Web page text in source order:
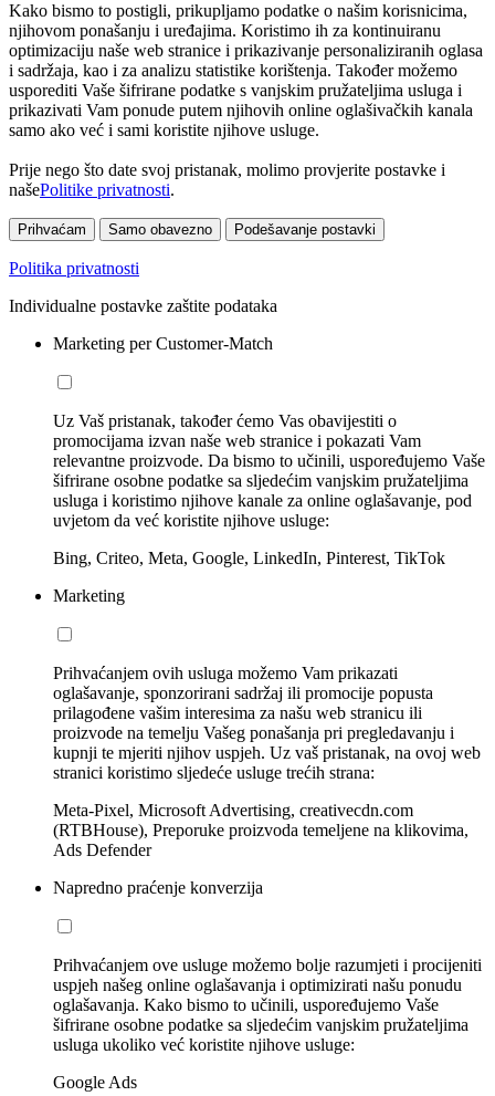
Kako bismo to postigli, prikupljamo podatke o našim korisnicima,
njihovom ponašanju i uređajima. Koristimo ih za kontinuiranu
optimizaciju naše web stranice i prikazivanje personaliziranih oglasa
i sadržaja, kao i za analizu statistike korištenja. Također možemo
usporediti Vaše šifrirane podatke s vanjskim pružateljima usluga i
prikazivati Vam ponude putem njihovih online oglašivačkih kanala
samo ako već i sami koristite njihove usluge.
Prije nego što date svoj pristanak, molimo provjerite postavke i
našePolitike privatnosti.
Prihvaćam Samo obavezno Podešavanje postavki
Politika privatnosti
Individualne postavke zaštite podataka
Marketing per Customer-Match
Uz Vaš pristanak, također ćemo Vas obavijestiti o
promocijama izvan naše web stranice i pokazati Vam
relevantne proizvode. Da bismo to učinili, uspoređujemo Vaše
šifrirane osobne podatke sa sljedećim vanjskim pružateljima
usluga i koristimo njihove kanale za online oglašavanje, pod
uvjetom da već koristite njihove usluge:
Bing, Criteo, Meta, Google, LinkedIn, Pinterest, TikTok
Marketing
Prihvaćanjem ovih usluga možemo Vam prikazati
oglašavanje, sponzorirani sadržaj ili promocije popusta
prilagođene vašim interesima za našu web stranicu ili
proizvode na temelju Vašeg ponašanja pri pregledavanju i
kupnji te mjeriti njihov uspjeh. Uz vaš pristanak, na ovoj web
stranici koristimo sljedeće usluge trećih strana:
Meta-Pixel, Microsoft Advertising, creativecdn.com
(RTBHouse), Preporuke proizvoda temeljene na klikovima,
Ads Defender
Napredno praćenje konverzija
Prihvaćanjem ove usluge možemo bolje razumjeti i procijeniti
uspjeh našeg online oglašavanja i optimizirati našu ponudu
oglašavanja. Kako bismo to učinili, uspoređujemo Vaše
šifrirane osobne podatke sa sljedećim vanjskim pružateljima
usluga ukoliko već koristite njihove usluge:
Google Ads